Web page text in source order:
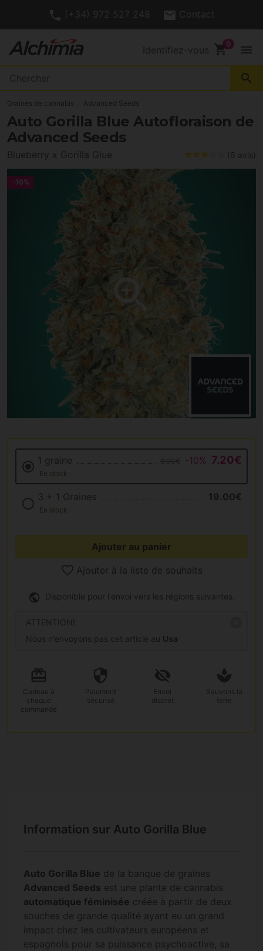
(+34) 972 527 248 Contact
Identifiez-vous shopping_cart menu
search
Graines de cannabis Advanced Seeds
Auto Gorilla Blue Autofloraison de
Advanced Seeds
Blueberry x Gorilla Glue (6 avis)
-10%
1 graine -10% 7.20€
En stock
3 + 1 Graines 19.00€
En stock
Ajouter au panier
Ajouter à la liste de souhaits
Disponible pour l'envoi vers les régions suivantes.
ATTENTION!
Nous n'envoyons pas cet article au Usa
Cadeau à
chaque
commande
Paiement
sécurisé
Envoi
discret
Sauvons la
terre
Information sur Auto Gorilla Blue
Auto Gorilla Blue de la banque de graines
Advanced Seeds est une plante de cannabis
automatique féminisée créée à partir de deux
souches de grande qualité ayant eu un grand
impact chez les cultivateurs européens et
espagnols pour sa puissance psychoactive, sa